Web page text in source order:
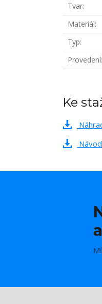
Tvar
Materiál
Typ
Provedení
Ke
Návod